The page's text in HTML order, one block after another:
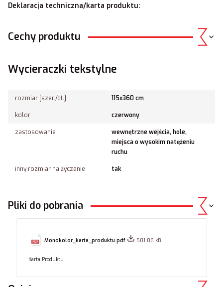
Deklaracja techniczna/karta produktu:
Cechy produktu
Wycieraczki tekstylne
rozmiar [szer./dł.] 115x360 cm
kolor czerwony
zastosowanie
wewnętrzne wejścia, hole,
miejsca o wysokim natężeniu
ruchu
inny rozmiar na życzenie tak
Pliki do pobrania
Monokolor_karta_produktu.pdf 501.06 kB
Karta Produktu